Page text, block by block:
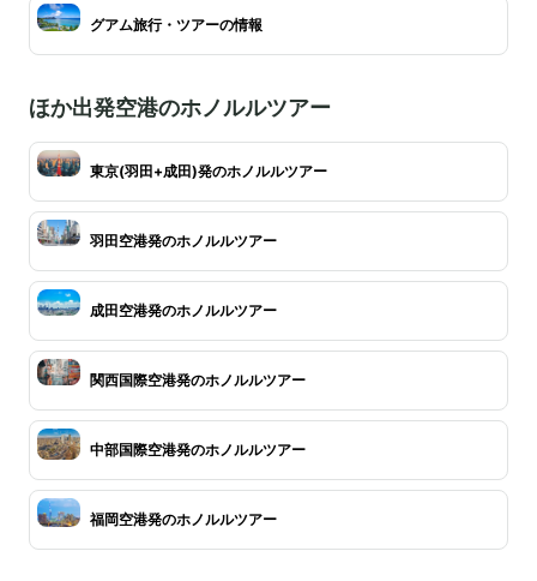
グアム旅行・ツアーの情報
ほか出発空港のホノルルツアー
東京(羽田+成田)発のホノルルツアー
羽田空港発のホノルルツアー
成田空港発のホノルルツアー
関西国際空港発のホノルルツアー
中部国際空港発のホノルルツアー
福岡空港発のホノルルツアー